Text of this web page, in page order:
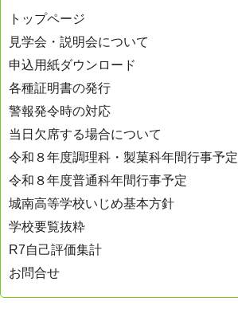
トップページ
見学会・説明会について
申込用紙ダウンロード
各種証明書の発行
警報発令時の対応
当日欠席する場合について
令和８年度調理科・製菓科年間行事予定
令和８年度普通科年間行事予定
城南高等学校いじめ基本方針
学校要覧抜粋
R7自己評価集計
お問合せ